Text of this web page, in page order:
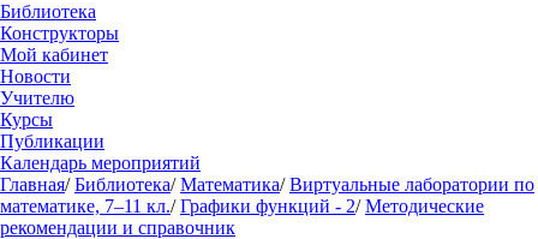
Библиотека
Конструкторы
Мой кабинет
Новости
Учителю
Курсы
Публикации
Календарь мероприятий
Главная/ Библиотека/ Математика/ Виртуальные лаборатории по
математике, 7–11 кл./ Графики функций - 2/ Методические
рекомендации и справочник